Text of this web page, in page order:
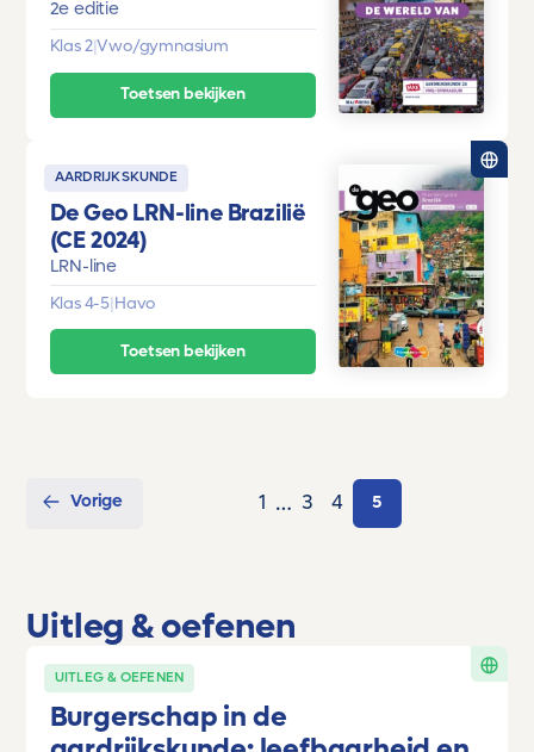
2e editie
Klas 2|Vwo/gymnasium
Toetsen bekijken
AARDRIJKSKUNDE
De Geo LRN-line Brazilië
(CE 2024)
LRN-line
Klas 4-5|Havo
Toetsen bekijken
Vorige 1 … 3 4 5
Uitleg & oefenen
UITLEG & OEFENEN
Burgerschap in de